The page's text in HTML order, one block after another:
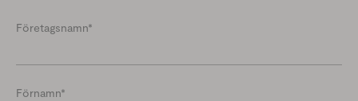
Företagsnamn*
Förnamn*